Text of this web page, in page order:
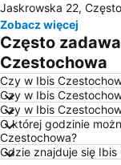
Podjasnogórska
Park Wodny
Mirów
Chechło
Stary Rynek
Częstochówka-
Błeszno
Jaskrowska 22,
Zobacz więcej
Często
Czestochowa
Czy w Ibis
Czy w Ibis
Czy w Ibis
O której godzinie
Czestochowa?
Gdzie znajduje się